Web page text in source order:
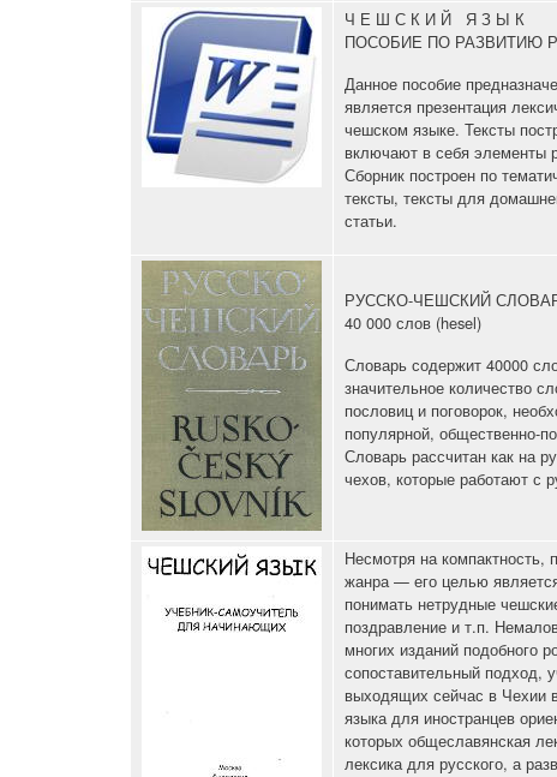
Ч Е Ш С К И Й Я З Ы К
ПОСОБИЕ ПО РАЗВИТИЮ
Данное пособие
является презентация
чешском языке. Тексты
включают в себя элементы
Сборник построен по
тексты, тексты для
статьи.
РУССКО-ЧЕШСКИЙ
40 000 слов (hesel)
Словарь содержит 40000
значительное количество
пословиц и поговорок,
популярной, общественно-
Словарь рассчитан как на
чехов, которые работают с
Несмотря на компактность,
жанра — его целью
понимать нетрудные
поздравление и т.п.
многих изданий подобного
сопоставительный подход,
выходящих сейчас в Чехии
языка для иностранцев
которых общеславянская
лексика для русского, а